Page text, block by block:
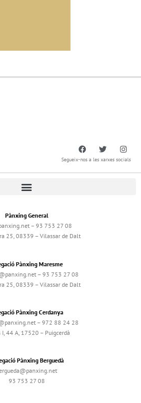
Segueix-nos a les xarxes socials
Pànxing General
– 93 753 27 08
25, 08339 – Vilassar de Dalt
Pànxing Maresme
– 93 753 27 08
25, 08339 – Vilassar de Dalt
Pànxing Cerdanya
– 972 88 24 28
44 A, 17520 – Puigcerdà
Pànxing Berguedà
93 753 27 08